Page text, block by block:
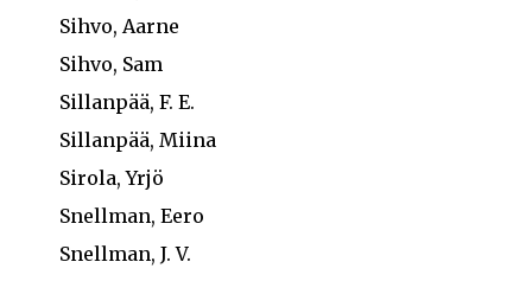
Sihvo, Aarne
Sihvo, Sam
Sillanpää, F. E.
Sillanpää, Miina
Sirola, Yrjö
Snellman, Eero
Snellman, J. V.